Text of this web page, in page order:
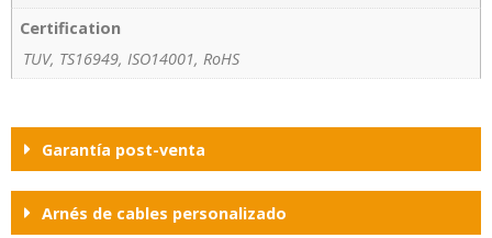
Certification
TUV, TS16949, ISO14001, RoHS
Garantía post-venta
Arnés de cables personalizado